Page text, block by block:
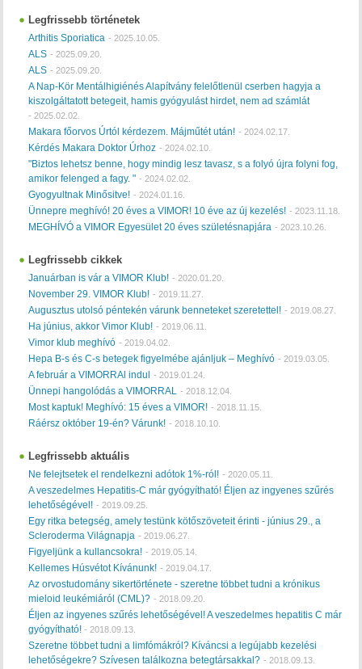
Legfrissebb történetek
Arthitis Sporiatica - 2025.10.05.
ALS - 2025.09.20.
ALS - 2025.09.20.
A Nap-Kör Mentálhigiénés Alapítvány felelőtlenül cserben hagyja a
kiszolgáltatott betegeit, hamis gyógyulást hirdet, nem ad számlát
- 2025.02.02.
Makara főorvos Úrtól kérdezem. Májműtét után! - 2024.02.17.
Kérdés Makara Doktor Úrhoz - 2024.02.10.
"Biztos lehetsz benne, hogy mindig lesz tavasz, s a folyó újra folyni fog,
amikor felenged a fagy. " - 2024.02.02.
Gyogyultnak Minősitve! - 2024.01.16.
Ünnepre meghívó! 20 éves a VIMOR! 10 éve az új kezelés! - 2023.11.18.
MEGHÍVÓ a VIMOR Egyesület 20 éves születésnapjára - 2023.10.26.
Legfrissebb cikkek
Januárban is vár a VIMOR Klub! - 2020.01.20.
November 29. VIMOR Klub! - 2019.11.27.
Augusztus utolsó péntekén várunk benneteket szeretettel! - 2019.08.27.
Ha június, akkor Vimor Klub! - 2019.06.11.
Vimor klub meghívó - 2019.04.02.
Hepa B-s és C-s betegek figyelmébe ajánljuk – Meghívó - 2019.03.05.
A február a VIMORRAl indul - 2019.01.24.
Ünnepi hangolódás a VIMORRAL - 2018.12.04.
Most kaptuk! Meghívó: 15 éves a VIMOR! - 2018.11.15.
Ráérsz október 19-én? Várunk! - 2018.10.10.
Legfrissebb aktuális
Ne felejtsetek el rendelkezni adótok 1%-ról! - 2020.05.11.
A veszedelmes Hepatitis-C már gyógyítható! Éljen az ingyenes szűrés
lehetőségével! - 2019.09.25.
Egy ritka betegség, amely testünk kötőszöveteit érinti - június 29., a
Scleroderma Világnapja - 2019.06.27.
Figyeljünk a kullancsokra! - 2019.05.14.
Kellemes Húsvétot Kívánunk! - 2019.04.17.
Az orvostudomány sikertörténete - szeretne többet tudni a krónikus
mieloid leukémiáról (CML)? - 2018.09.20.
Éljen az ingyenes szűrés lehetőségével! A veszedelmes hepatitis C már
gyógyítható!- 2018.09.13.
Szeretne többet tudni a limfómákról? Kíváncsi a legújabb kezelési
lehetőségekre? Szívesen találkozna betegtársakkal? - 2018.09.13.